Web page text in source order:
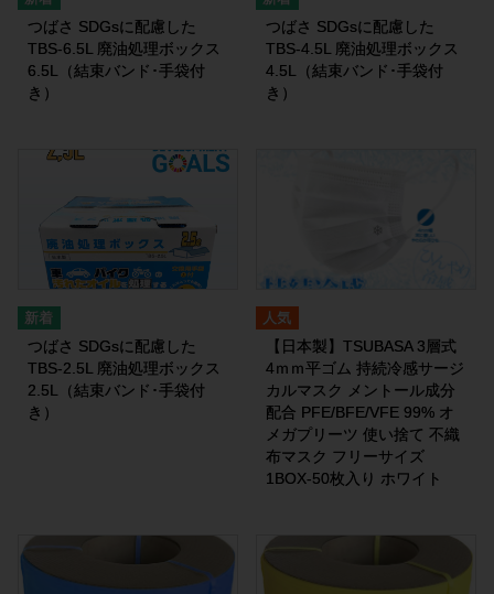
つばさ SDGsに配慮した
TBS-6.5L 廃油処理ボックス
6.5L（結束バンド･手袋付
き）
つばさ SDGsに配慮した
TBS-4.5L 廃油処理ボックス
4.5L（結束バンド･手袋付
き）
つばさ SDGsに配慮した
TBS-2.5L 廃油処理ボックス
2.5L（結束バンド･手袋付
き）
人気
【日本製】TSUBASA 3層式
4ｍｍ平ゴム 持続冷感サージ
カルマスク メントール成分
配合 PFE/BFE/VFE 99% オ
メガプリーツ 使い捨て 不織
布マスク フリーサイズ
1BOX-50枚入り ホワイト